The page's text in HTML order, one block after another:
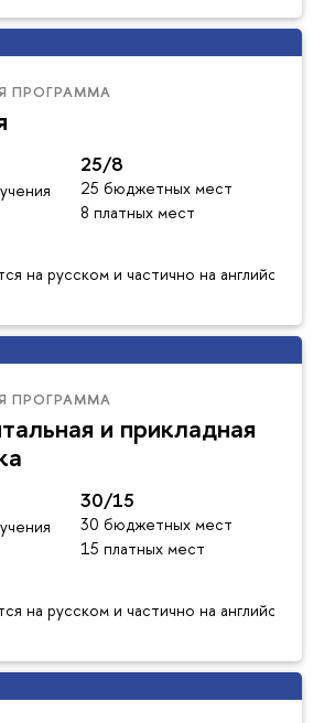
ПРОГРАММА
25/8
25 бюджетных мест
8 платных мест
на русском и частично на английском
ПРОГРАММА
и прикладная
30/15
30 бюджетных мест
15 платных мест
на русском и частично на английском